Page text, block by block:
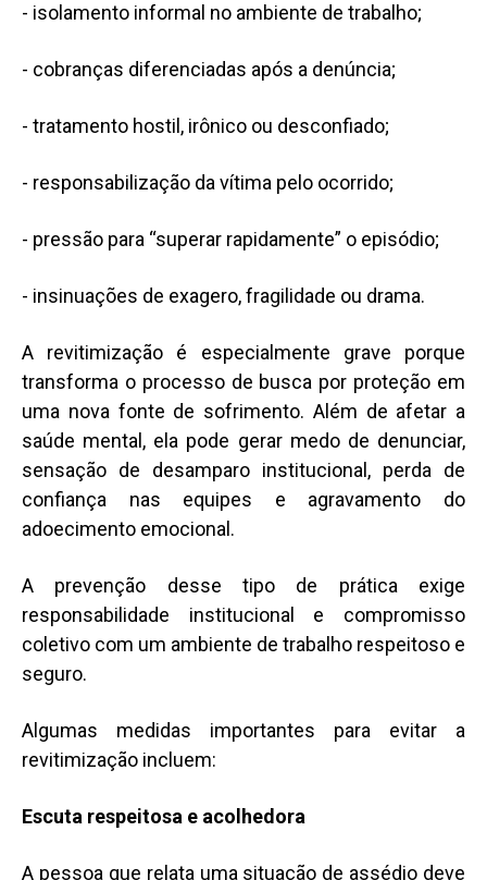
- isolamento informal no ambiente de trabalho;
- cobranças diferenciadas após a denúncia;
- tratamento hostil, irônico ou desconfiado;
- responsabilização da vítima pelo ocorrido;
- pressão para “superar rapidamente” o episódio;
- insinuações de exagero, fragilidade ou drama.
A revitimização é especialmente grave porque
transforma o processo de busca por proteção em
uma nova fonte de sofrimento. Além de afetar a
saúde mental, ela pode gerar medo de denunciar,
sensação de desamparo institucional, perda de
confiança nas equipes e agravamento do
adoecimento emocional.
A prevenção desse tipo de prática exige
responsabilidade institucional e compromisso
coletivo com um ambiente de trabalho respeitoso e
seguro.
Algumas medidas importantes para evitar a
revitimização incluem:
Escuta respeitosa e acolhedora
A pessoa que relata uma situação de assédio deve